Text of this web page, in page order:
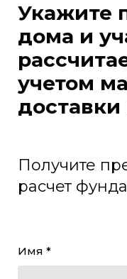
Имя *
Получите
расчет
Укажите
дома и
учетом
доставки